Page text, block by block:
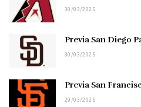
30/03/2025
Previa San Diego
30/03/2025
Previa San
29/03/2025